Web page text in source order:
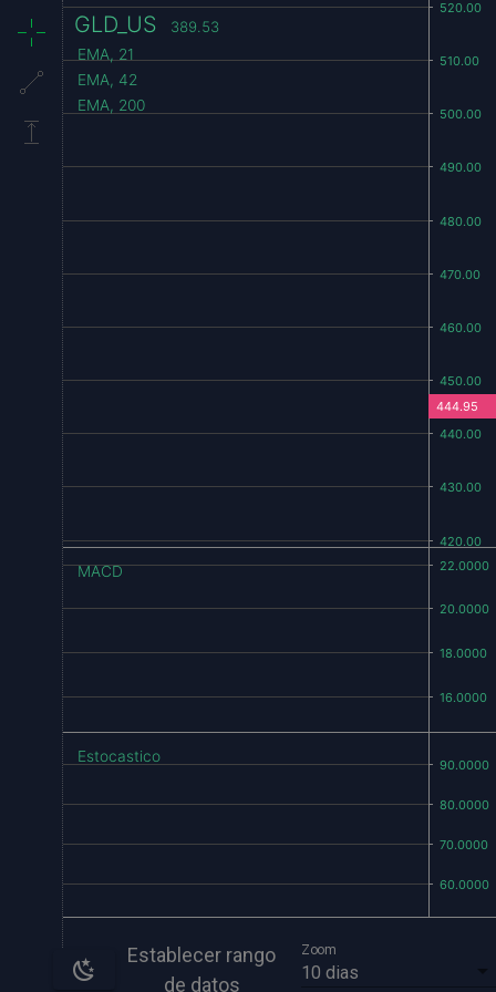
GLD_US
389.53
EMA, 21
EMA, 42
EMA, 200
MACD
Estocastico
Establecer rango
de datos
Zoom
10 dias